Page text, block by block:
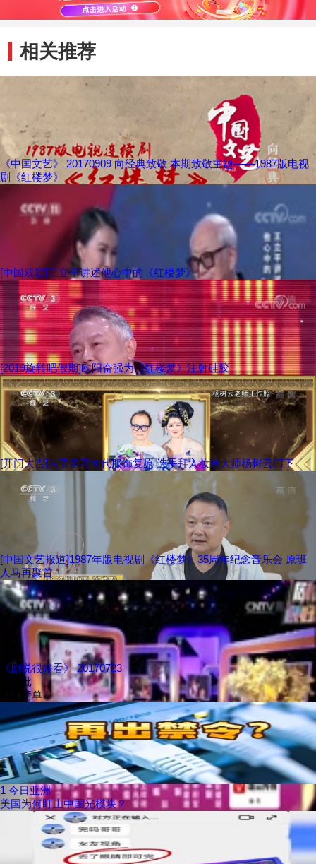
相关推荐
《中国文艺》 20170909 向经典致敬 本期致敬主题——1987版电视
剧《红楼梦》
[中国戏歌]王立平讲述他心中的《红楼梦》
[2019旋转吧假期]欧阳奋强为《红楼梦》注射硅胶
[开门大吉]为了学习古代服饰复原 选手拜入妆造大师杨树云门下
[中国文艺报道]1987年版电视剧《红楼梦》35周年纪念音乐会 原班
人马再聚首
《剧说很好看》 20170723
换一批
央视榜单
1 今日亚洲
美国为何盯上中国光模块？